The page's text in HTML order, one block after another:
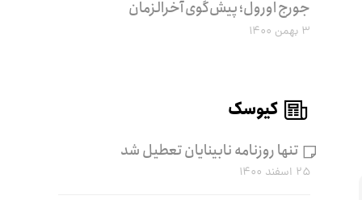
جورج اورول؛ پیش‌گوی آخرالزمان
۳ بهمن ۱۴۰۰
کیوسک
تنها روزنامه نابینایان تعطیل شد
۲۵ اسفند ۱۴۰۰